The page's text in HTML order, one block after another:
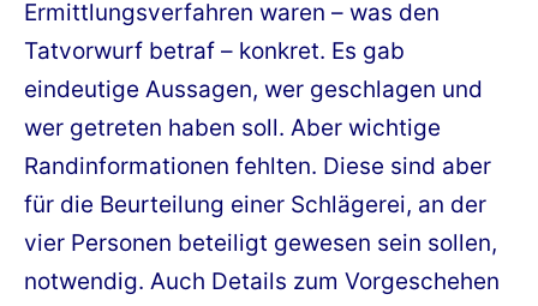
Ermittlungsverfahren waren – was den
Tatvorwurf betraf – konkret. Es gab
eindeutige Aussagen, wer geschlagen und
wer getreten haben soll. Aber wichtige
Randinformationen fehlten. Diese sind aber
für die Beurteilung einer Schlägerei, an der
vier Personen beteiligt gewesen sein sollen,
notwendig. Auch Details zum Vorgeschehen